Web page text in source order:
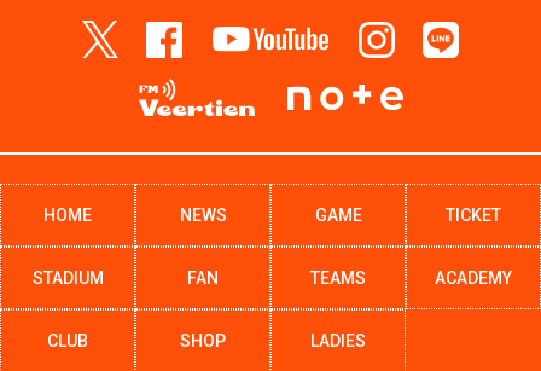
HOME NEWS GAME TICKET
STADIUM FAN TEAMS ACADEMY
CLUB SHOP LADIES